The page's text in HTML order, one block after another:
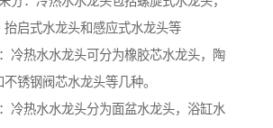
抬启式水龙头和感应式水龙头等
冷热水水龙头可分为橡胶芯水龙头，陶
锈钢阀芯水龙头等几种。
冷热水水龙头分为面盆水龙头，浴缸水